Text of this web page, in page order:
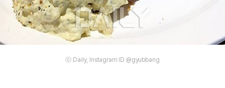
ⓒ Daily, Instagram ID @gyubbang